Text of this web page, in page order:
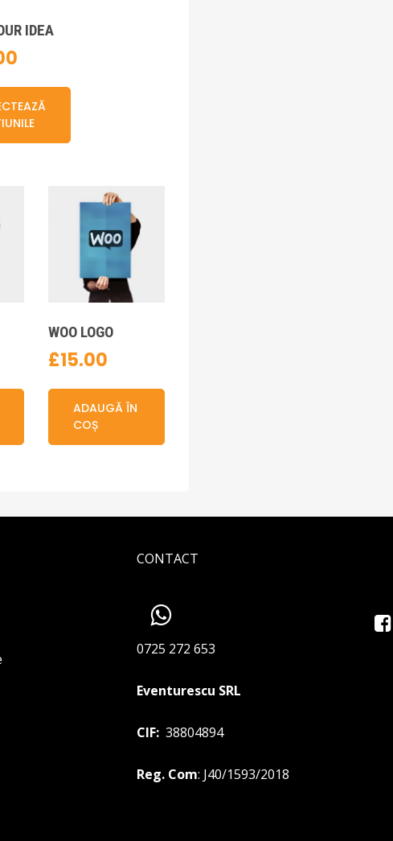
IDEA
mai
Opțiunile
alese
în
pagina
WOO LOGO
£15.00
ADAUGĂ ÎN
COȘ
CONTACT
0725 272 653
Eventurescu SRL
CIF: 38804894
Reg. Com: J40/1593/2018